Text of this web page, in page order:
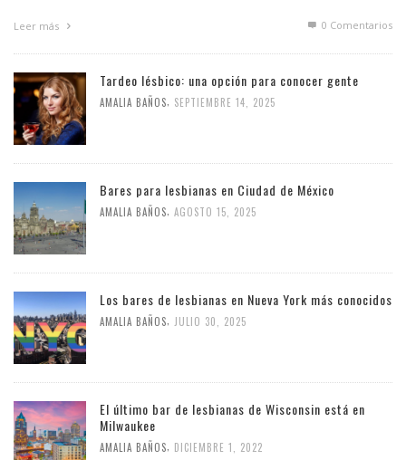
Leer más 0 Comentarios
Tardeo lésbico: una opción para conocer gente
AMALIA BAÑOS, SEPTIEMBRE 14, 2025
Bares para lesbianas en Ciudad de México
AMALIA BAÑOS, AGOSTO 15, 2025
Los bares de lesbianas en Nueva York más conocidos
AMALIA BAÑOS, JULIO 30, 2025
El último bar de lesbianas de Wisconsin está en
Milwaukee
AMALIA BAÑOS, DICIEMBRE 1, 2022